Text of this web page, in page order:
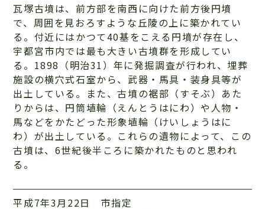
瓦塚古墳は、前方部を南西に向けた前方後円墳
で、周囲を見おろすような丘陵の上に築かれてい
る。付近にはかつて40基をこえる円墳が存在し、
宇都宮市内では最も大きい古墳群を形成してい
る。1898（明治31）年に発掘調査が行われ、埋葬
施設の横穴式石室から、武器・馬具・装身具等が
出土している。また、古墳の裾部（すそぶ）あた
りからは、円筒埴輪（えんとうはにわ）や人物・
馬などをかたどった形象埴輪（けいしょうはに
わ）が出土している。これらの遺物によって、この
古墳は、6世紀後半ころに築かれたものと思われ
る。
平成7年3月22日 市指定